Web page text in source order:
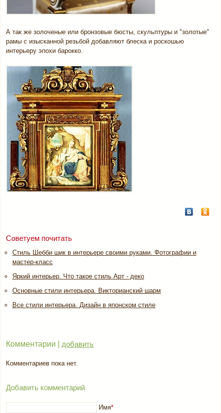
А так же золоченые или бронзовые бюсты, скульптуры и "золотые"
рамы с изысканной резьбой добавляют блеска и роскошью
интерьеру эпохи барокко.
Советуем почитать
Стиль Шебби шик в интерьере своими руками. Фотографии и
мастер-класс
Яркий интерьер. Что такое стиль Арт - деко
Основные стили интерьера. Викторианский шарм
Все стили интерьера. Дизайн в японском стиле
Комментарии | добавить
Комментариев пока нет.
Добавить комментарий
Имя*